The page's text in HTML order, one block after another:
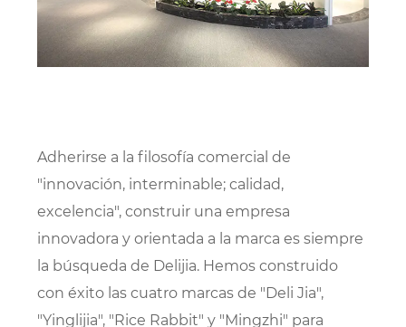
Adherirse a la filosofía comercial de
"innovación, interminable; calidad,
excelencia", construir una empresa
innovadora y orientada a la marca es siempre
la búsqueda de Delijia. Hemos construido
con éxito las cuatro marcas de "Deli Jia",
"Yinglijia", "Rice Rabbit" y "Mingzhi" para